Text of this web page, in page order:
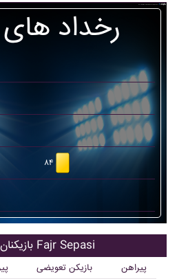
رخداد
۸۴
بازیکنان اصلی Fajr Sepasi
بازیکن تعویضی پیراهن